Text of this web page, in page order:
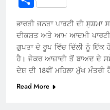
ਭਾਰਤੀ ਜਨਤਾ ਪਾਰਟੀ ਦੀ ਸੁਸ਼ਮਾ
ਦੀਕਸ਼ਤ ਅਤੇ ਆਮ ਆਦਮੀ
ਗੁਪਤਾ ਦੇ ਰੂਪ ਵਿੱਚ ਦਿੱਲੀ ਨੂੰ ਇੱਕ
ਹੈ। ਜੇਕਰ ਆਜ਼ਾਦੀ ਤੋਂ ਬਾਅਦ ਦੇ
ਦੇਸ਼ ਦੀ 18ਵੀਂ ਮਹਿਲਾ ਮੁੱਖ
Read More